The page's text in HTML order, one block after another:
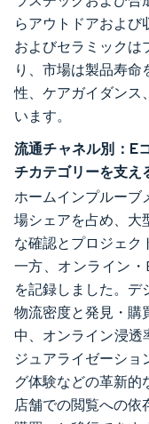
らアウトドアおよび
およびセラミックは
り、市場は製品寿命
性、ケアガイダンス
います。
流通チャネル別：E
チカテゴリーを支え
ホームインプルーブ
場シェアを占め、大
な確認とプロジェク
一方、オンライン・
を記録しました。デ
物流密度と発見・購
中、オンライン浸透
ジュアライゼーショ
グ体験などの革新的
店舗での閲覧への依